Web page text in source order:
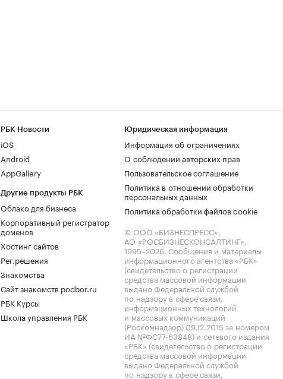
РБК Новости
iOS
Android
AppGallery
Другие продукты РБК
Облако для бизнеса
Корпоративный регистратор
доменов
Хостинг сайтов
Рег.решения
Знакомства
Сайт знакомств podbor.ru
РБК Курсы
Школа управления РБК
Юридическая информация
Информация об ограничениях
О соблюдении авторских прав
Пользовательское соглашение
Политика в отношении обработки
персональных данных
Политика обработки файлов cookie
© ООО «БИЗНЕСПРЕСС»,
АО «РОСБИЗНЕСКОНСАЛТИНГ»,
1995–2026. Сообщения и материалы
информационного агентства «РБК»
(свидетельство о регистрации
средства массовой информации
выдано Федеральной службой
по надзору в сфере связи,
информационных технологий
и массовых коммуникаций
(Роскомнадзор) 09.12.2015 за номером
ИА №ФС77-63848) и сетевого издания
«РБК» (свидетельство о регистрации
средства массовой информации
выдано Федеральной службой
по надзору в сфере связи,